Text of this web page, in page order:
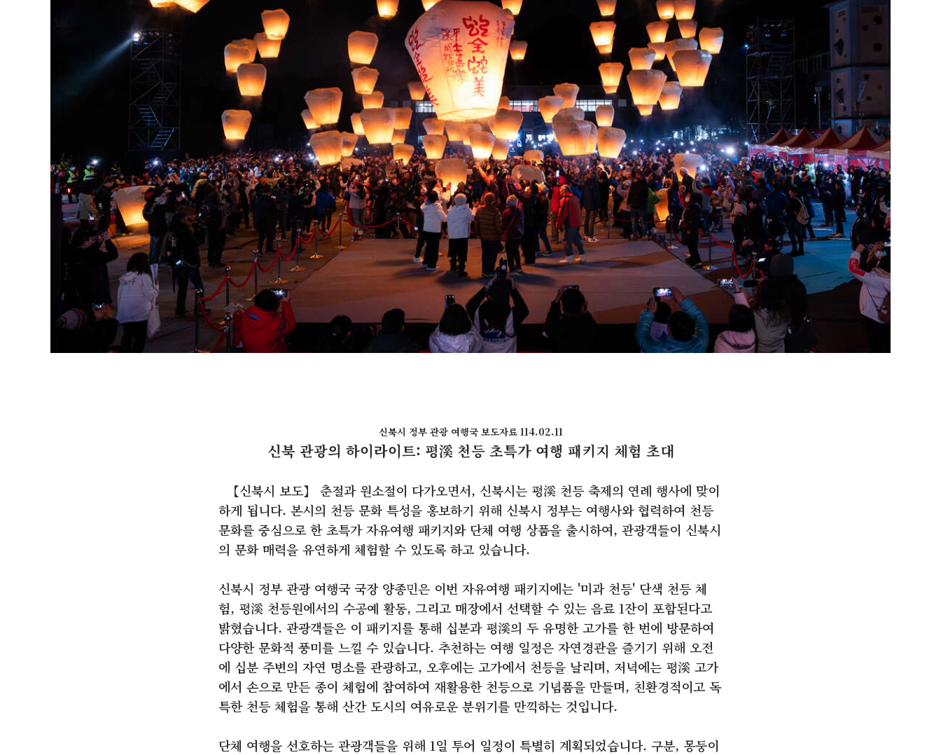
신북시 정부 관광 여행국 보도자료 114.02.11
신북 관광의 하이라이트: 평溪 천등 초특가 여행 패키지 체험 초대
【신북시 보도】 춘절과 원소절이 다가오면서, 신북시는 평溪 천등 축제의 연례 행사에 맞이
하게 됩니다. 본시의 천등 문화 특성을 홍보하기 위해 신북시 정부는 여행사와 협력하여 천등
문화를 중심으로 한 초특가 자유여행 패키지와 단체 여행 상품을 출시하여, 관광객들이 신북시
의 문화 매력을 유연하게 체험할 수 있도록 하고 있습니다.
신북시 정부 관광 여행국 국장 양종민은 이번 자유여행 패키지에는 '미과 천등' 단색 천등 체
험, 평溪 천등원에서의 수공예 활동, 그리고 매장에서 선택할 수 있는 음료 1잔이 포함된다고
밝혔습니다. 관광객들은 이 패키지를 통해 십분과 평溪의 두 유명한 고가를 한 번에 방문하여
다양한 문화적 풍미를 느낄 수 있습니다. 추천하는 여행 일정은 자연경관을 즐기기 위해 오전
에 십분 주변의 자연 명소를 관광하고, 오후에는 고가에서 천등을 날리며, 저녁에는 평溪 고가
에서 손으로 만든 종이 체험에 참여하여 재활용한 천등으로 기념품을 만들며, 친환경적이고 독
특한 천등 체험을 통해 산간 도시의 여유로운 분위기를 만끽하는 것입니다.
단체 여행을 선호하는 관광객들을 위해 1일 투어 일정이 특별히 계획되었습니다. 구분, 몽둥이